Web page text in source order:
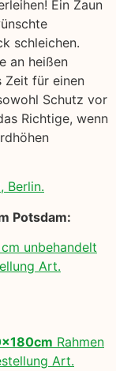
Ein Zaun
schleichen.
an heißen
Zeit für einen
Schutz vor
Richtige, wenn
Berlin.
Potsdam:
unbehandelt
Art.
Rahmen
Art.